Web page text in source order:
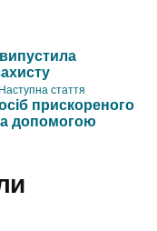
Наступна стаття
прискореного
допомогою